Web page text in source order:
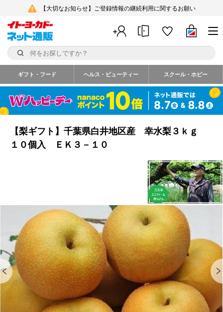
【大切なお知らせ】ご登録情報の継続利用に関するお願い
ギフト・フード ヘルス・ビューティー スクール・ホビー
【梨ギフト】千葉県白井地区産 幸水梨３ｋｇ
１０個入 ＥＫ３－１０